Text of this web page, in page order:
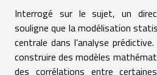
Interrogé sur le sujet, un
souligne que la modélisation
centrale dans l’analyse
construire des modèles
des corrélations entre